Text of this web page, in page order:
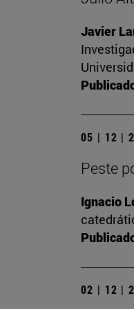
Javier
05 | 12 |
Peste
Ignacio
02 | 12 |